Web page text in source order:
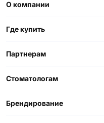
О компании
Где купить
Партнерам
Стоматологам
Брендирование